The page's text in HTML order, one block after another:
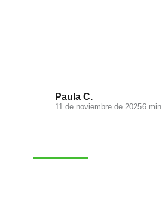
Paula C.
11 de noviembre de 20256 min.